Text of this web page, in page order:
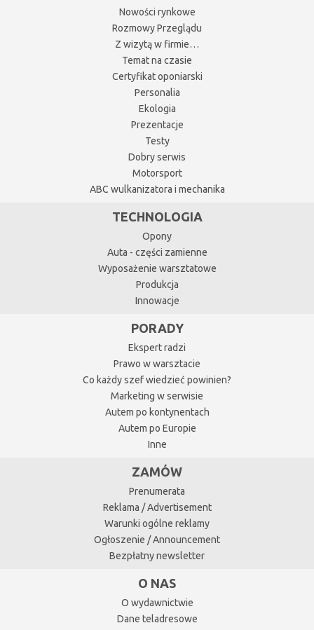
Nowości rynkowe
Rozmowy Przeglądu
Z wizytą w firmie…
Temat na czasie
Certyfikat oponiarski
Personalia
Ekologia
Prezentacje
Testy
Dobry serwis
Motorsport
ABC wulkanizatora i mechanika
TECHNOLOGIA
Opony
Auta - części zamienne
Wyposażenie warsztatowe
Produkcja
Innowacje
PORADY
Ekspert radzi
Prawo w warsztacie
Co każdy szef wiedzieć powinien?
Marketing w serwisie
Autem po kontynentach
Autem po Europie
Inne
ZAMÓW
Prenumerata
Reklama / Advertisement
Warunki ogólne reklamy
Ogłoszenie / Announcement
Bezpłatny newsletter
O NAS
O wydawnictwie
Dane teladresowe